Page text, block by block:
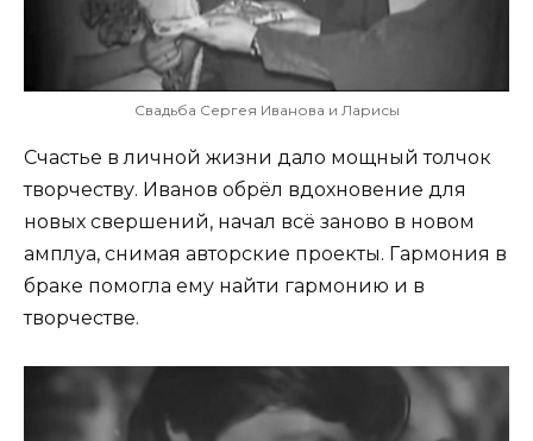
Свадьба Сергея Иванова и Ларисы
Счастье в личной жизни дало мощный толчок
творчеству. Иванов обрёл вдохновение для
новых свершений, начал всё заново в новом
амплуа, снимая авторские проекты. Гармония в
браке помогла ему найти гармонию и в
творчестве.